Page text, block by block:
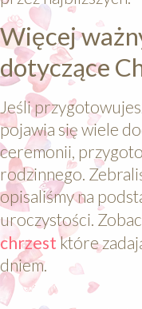
Więcej
dotyczące
Jeśli
pojawia się wiele
ceremonii,
rodzinnego.
opisaliśmy na
uroczystości.
chrzest które
dniem.